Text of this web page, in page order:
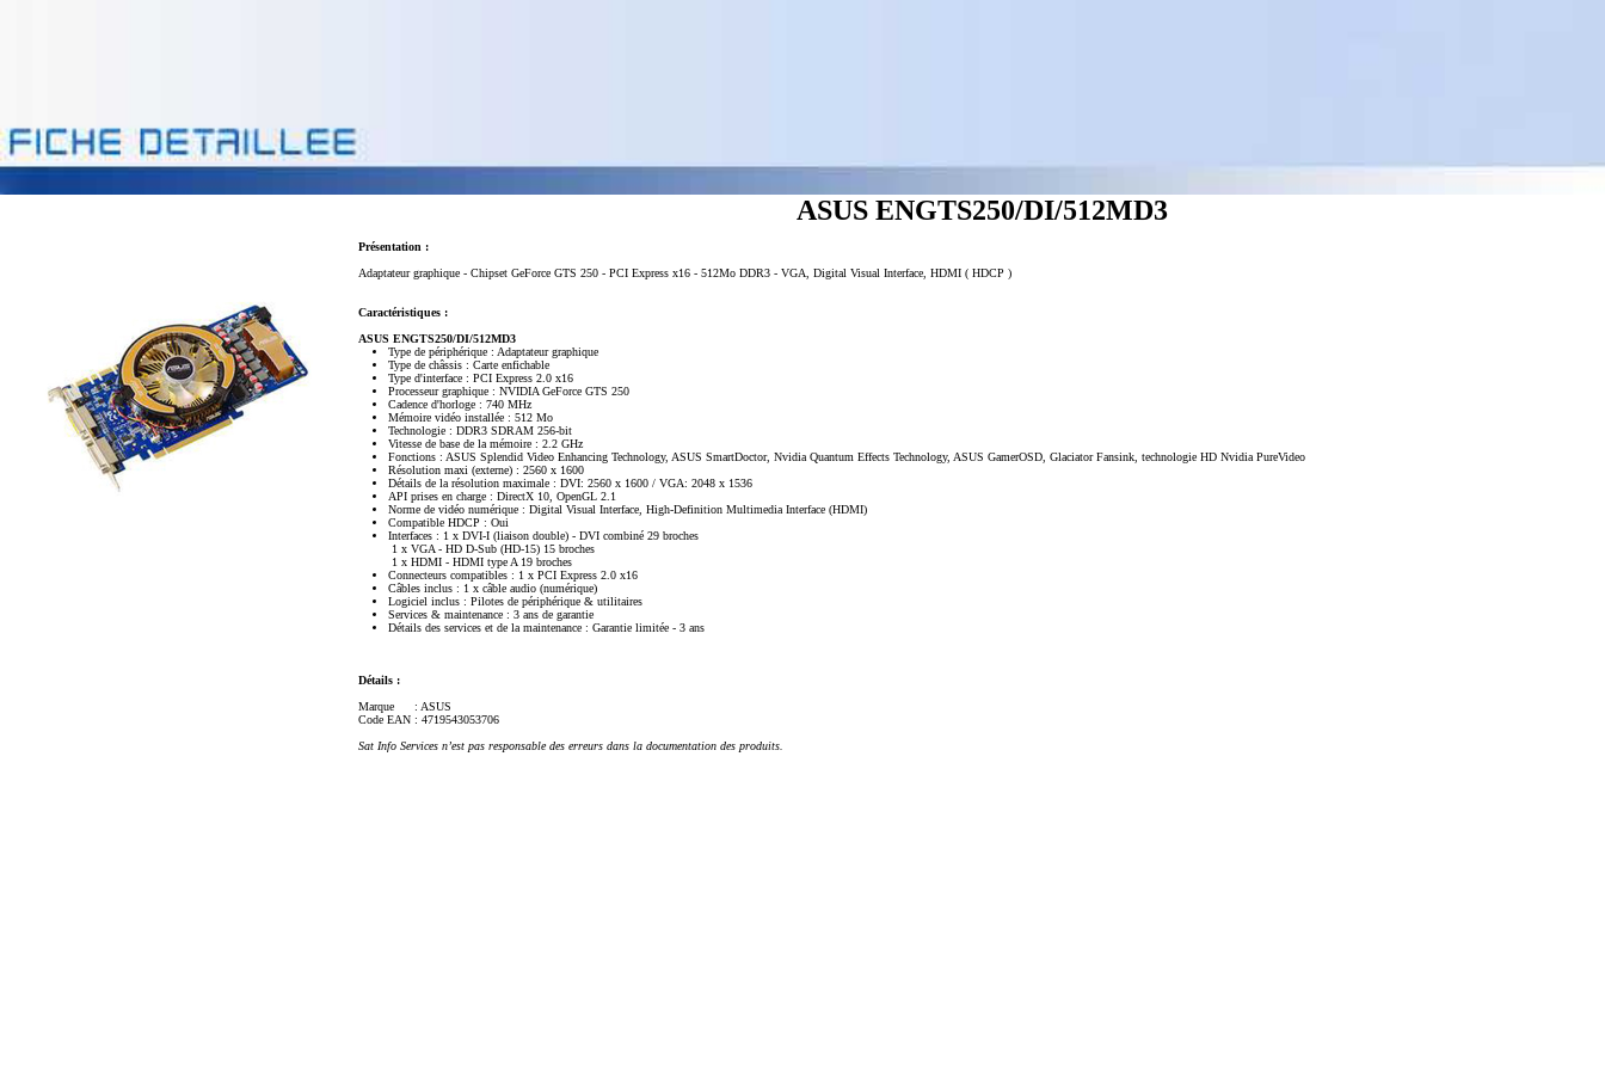
ASUS ENGTS250/DI/512MD3
Présentation :
Adaptateur graphique - Chipset GeForce GTS 250 - PCI Express x16 - 512Mo DDR3 - VGA, Digital Visual Interface, HDMI ( HDCP )
Caractéristiques :
ASUS ENGTS250/DI/512MD3
Type de périphérique : Adaptateur graphique
Type de châssis : Carte enfichable
Type d'interface : PCI Express 2.0 x16
Processeur graphique : NVIDIA GeForce GTS 250
Cadence d'horloge : 740 MHz
Mémoire vidéo installée : 512 Mo
Technologie : DDR3 SDRAM 256-bit
Vitesse de base de la mémoire : 2.2 GHz
Fonctions : ASUS Splendid Video Enhancing Technology, ASUS SmartDoctor, Nvidia Quantum Effects Technology, ASUS GamerOSD, Glaciator Fansink, technologie HD Nvidia PureVideo
Résolution maxi (externe) : 2560 x 1600
Détails de la résolution maximale : DVI: 2560 x 1600 / VGA: 2048 x 1536
API prises en charge : DirectX 10, OpenGL 2.1
Norme de vidéo numérique : Digital Visual Interface, High-Definition Multimedia Interface (HDMI)
Compatible HDCP : Oui
Interfaces : 1 x DVI-I (liaison double) - DVI combiné 29 broches
1 x VGA - HD D-Sub (HD-15) 15 broches
1 x HDMI - HDMI type A 19 broches
Connecteurs compatibles : 1 x PCI Express 2.0 x16
Câbles inclus : 1 x câble audio (numérique)
Logiciel inclus : Pilotes de périphérique & utilitaires
Services & maintenance : 3 ans de garantie
Détails des services et de la maintenance : Garantie limitée - 3 ans
Détails :
Marque
: ASUS
Code EAN : 4719543053706
Sat Info Services n’est pas responsable des erreurs dans la documentation des produits.